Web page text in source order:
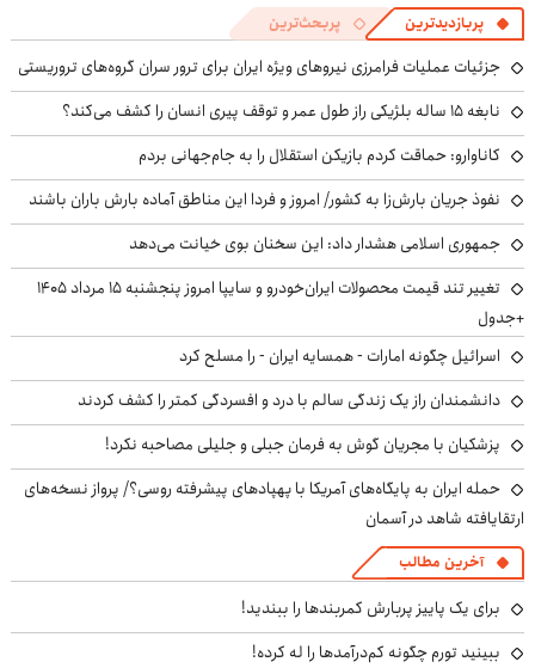
پربازدیدترین پربحث‌ترین
جزئیات عملیات فرامرزی نیروهای ویژه ایران برای ترور سران گروه‌های تروریستی
نابغه ۱۵ ساله بلژیکی راز طول عمر و توقف پیری انسان را کشف می‌کند؟
کاناوارو: حماقت کردم بازیکن استقلال را به جام‌جهانی بردم
نفوذ جریان بارش‌زا به کشور/ امروز و فردا این مناطق آماده بارش باران باشند
جمهوری اسلامی هشدار داد: این سخنان بوی خیانت می‌دهد
تغییر تند قیمت محصولات ایران‌خودرو و سایپا امروز پنجشنبه ۱۵ مرداد ۱۴۰۵
+جدول
اسرائیل چگونه امارات - همسایه ایران - را مسلح کرد
دانشمندان راز یک زندگی سالم با درد و افسردگی کمتر را کشف کردند
پزشکیان با مجریان گوش به فرمان جبلی و جلیلی مصاحبه نکرد!
حمله ایران به پایگاه‌های آمریکا با پهپادهای پیشرفته روسی؟/ پرواز نسخه‌های
ارتقایافته شاهد در آسمان
آخرین مطالب
برای یک پاییز پربارش کمربندها را ببندید!
ببینید تورم چگونه کم‌درآمدها را له کرده!